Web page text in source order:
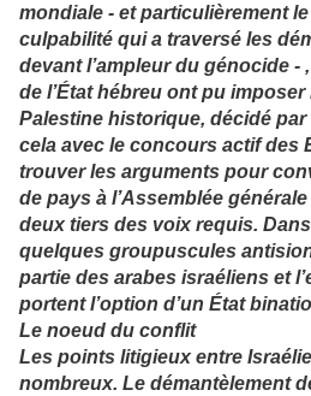
mondiale - et particulièrement
culpabilité qui a traversé les
devant l’ampleur du génocide -
de l’État hébreu ont pu imposer
Palestine historique, décidé par
cela avec le concours actif des
trouver les arguments pour
de pays à l’Assemblée
deux tiers des voix requis.
quelques groupuscules
partie des arabes israéliens et
portent l’option d’un État
Le noeud du conflit
Les points litigieux entre
nombreux. Le démantèlement